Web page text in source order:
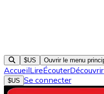
$US Ouvrir le menu
AccueilLireÉcouterDécouvrir
$US Se connecter